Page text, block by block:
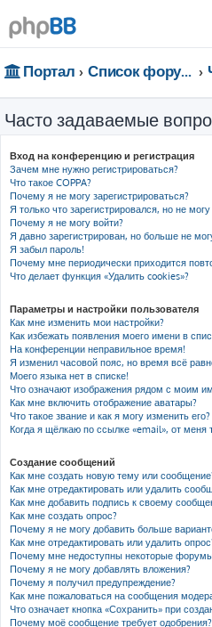
Портал Список форумов
Часто задаваемые
Вход на конференцию и регистрация
Зачем мне нужно регистрироваться?
Что такое COPPA?
Почему я не могу зарегистрироваться?
Я только что зарегистрировался, но не
Почему я не могу войти?
Я давно зарегистрирован, но больше не
Я забыл пароль!
Почему мне периодически приходится
Что делает функция «Удалить cookies»?
Параметры и настройки пользователя
Как мне изменить мои настройки?
Как избежать появления моего имени в
На конференции неправильное время!
Я изменил часовой пояс, но время всё
Моего языка нет в списке!
Что означают изображения рядом с моим
Как мне включить отображение аватары?
Что такое звание и как я могу изменить его?
Когда я щёлкаю по ссылке «email», от
Создание сообщений
Как мне создать новую тему или
Как мне отредактировать или удалить
Как мне добавить подпись к своему
Как мне создать опрос?
Почему я не могу добавить больше
Как мне отредактировать или удалить
Почему мне недоступны некоторые
Почему я не могу добавлять вложения?
Почему я получил предупреждение?
Как мне пожаловаться на сообщения
Что означает кнопка «Сохранить» при
Почему моё сообщение требует одобрения?